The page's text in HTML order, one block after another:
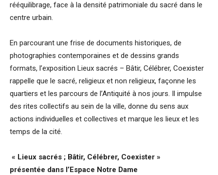
rééquilibrage, face à la densité patrimoniale du sacré dans le
centre urbain.
En parcourant une frise de documents historiques, de
photographies contemporaines et de dessins grands
formats, l’exposition Lieux sacrés – Bâtir, Célébrer, Coexister
rappelle que le sacré, religieux et non religieux, façonne les
quartiers et les parcours de l’Antiquité à nos jours. Il impulse
des rites collectifs au sein de la ville, donne du sens aux
actions individuelles et collectives et marque les lieux et les
temps de la cité.
« Lieux sacrés ; Bâtir, Célébrer, Coexister »
présentée dans l’Espace Notre Dame